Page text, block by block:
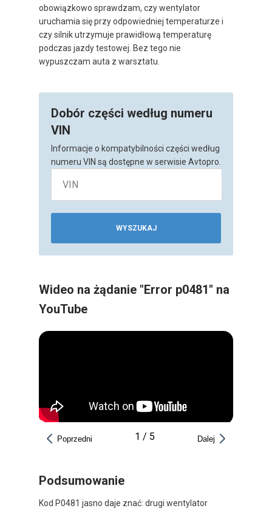
obowiązkowo sprawdzam, czy wentylator
uruchamia się przy odpowiedniej temperaturze i
czy silnik utrzymuje prawidłową temperaturę
podczas jazdy testowej. Bez tego nie
wypuszczam auta z warsztatu.
Dobór części według numeru
VIN
Informacje o kompatybilności części według
numeru VIN są dostępne w serwisie Avtopro.
WYSZUKAJ
Wideo na żądanie "Error p0481" na
YouTube
Poprzedni 1 / 5 Dalej
Podsumowanie
Kod P0481 jasno daje znać: drugi wentylator